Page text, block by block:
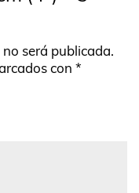
será publicada.
con *